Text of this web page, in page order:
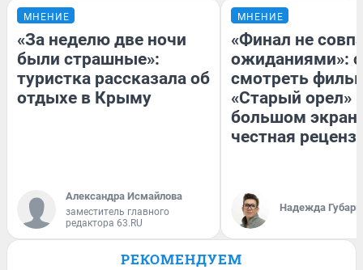
МНЕНИЕ
«За неделю две ночи
были страшные»:
туристка рассказала об
отдыхе в Крыму
Александра Исмайлова
заместитель главного
редактора 63.RU
МНЕНИЕ
«Финал не
ожиданиями»:
смотреть
«Старый орел»
большом
честная
Надежда Губарь
РЕКОМЕНДУЕМ